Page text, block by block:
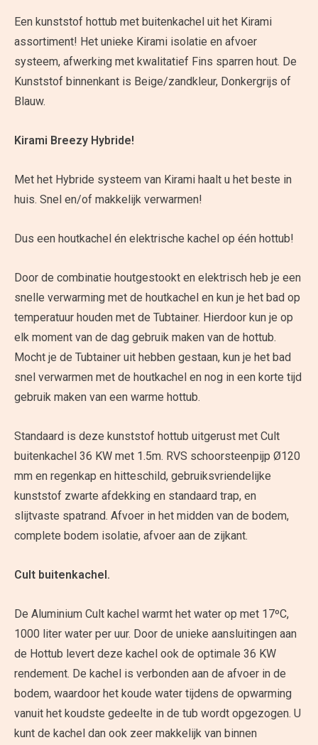
Een kunststof hottub met buitenkachel uit het Kirami
assortiment! Het unieke Kirami isolatie en afvoer
systeem, afwerking met kwalitatief Fins sparren hout. De
Kunststof binnenkant is Beige/zandkleur, Donkergrijs of
Blauw.
Kirami Breezy Hybride!
Met het Hybride systeem van Kirami haalt u het beste in
huis. Snel en/of makkelijk verwarmen!
Dus een houtkachel én elektrische kachel op één hottub!
Door de combinatie houtgestookt en elektrisch heb je een
snelle verwarming met de houtkachel en kun je het bad op
temperatuur houden met de Tubtainer. Hierdoor kun je op
elk moment van de dag gebruik maken van de hottub.
Mocht je de Tubtainer uit hebben gestaan, kun je het bad
snel verwarmen met de houtkachel en nog in een korte tijd
gebruik maken van een warme hottub.
Standaard is deze kunststof hottub uitgerust met Cult
buitenkachel 36 KW met 1.5m. RVS schoorsteenpijp Ø120
mm en regenkap en hitteschild, gebruiksvriendelijke
kunststof zwarte afdekking en standaard trap, en
slijtvaste spatrand. Afvoer in het midden van de bodem,
complete bodem isolatie, afvoer aan de zijkant.
Cult buitenkachel.
De Aluminium Cult kachel warmt het water op met 17ºC,
1000 liter water per uur. Door de unieke aansluitingen aan
de Hottub levert deze kachel ook de optimale 36 KW
rendement. De kachel is verbonden aan de afvoer in de
bodem, waardoor het koude water tijdens de opwarming
vanuit het koudste gedeelte in de tub wordt opgezogen. U
kunt de kachel dan ook zeer makkelijk van binnen